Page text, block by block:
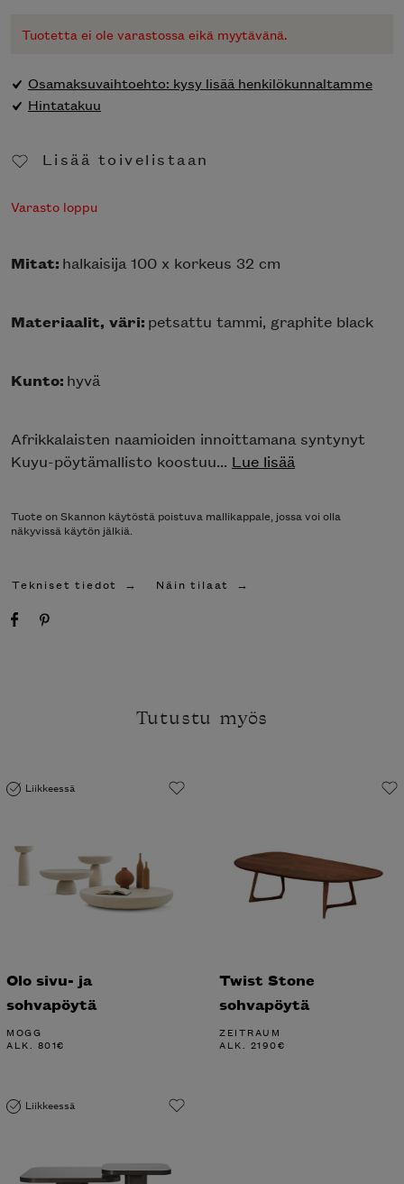
oli:
on:
Tuotetta ei ole varastossa eikä myytävänä.
Osamaksuvaihtoehto: kysy lisää henkilökunnaltamme
Hintatakuu
Lisää toivelistaan
Varasto loppu
Mitat: halkaisija 100 x korkeus 32 cm
Materiaalit, väri: petsattu tammi, graphite black
Kunto: hyvä
Afrikkalaisten naamioiden innoittamana syntynyt
Kuyu-pöytämallisto koostuu... Lue lisää
Tuote on Skannon käytöstä poistuva mallikappale, jossa voi olla
näkyvissä käytön jälkiä.
Tekniset tiedot Näin tilaat
Tutustu myös
Liikkeessä
Olo sivu- ja
sohvapöytä
MOGG
ALK. 801€
Twist Stone
sohvapöytä
ZEITRAUM
ALK. 2190€
Liikkeessä